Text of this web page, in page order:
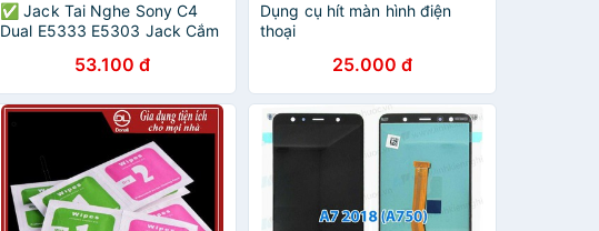
✅ Jack Tai Nghe Sony C4
Dual E5333 E5303 Jack Cắm
Thoại Linh Kiện Thay Thế
53.100 đ
Dụng cụ hít màn hình điện
thoại
25.000 đ